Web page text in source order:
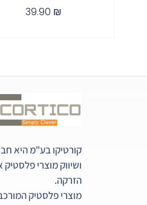
39.90 ₪
קורטיקו בע"מ היא
ושיווק מוצרי
הזרקה.
מוצרי פלסטיק